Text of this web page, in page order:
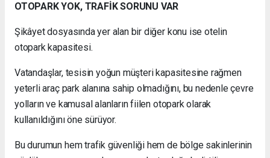
OTOPARK YOK, TRAFİK SORUNU VAR
Şikâyet dosyasında yer alan bir diğer konu ise otelin
otopark kapasitesi.
Vatandaşlar, tesisin yoğun müşteri kapasitesine rağmen
yeterli araç park alanına sahip olmadığını, bu nedenle çevre
yolların ve kamusal alanların fiilen otopark olarak
kullanıldığını öne sürüyor.
Bu durumun hem trafik güvenliği hem de bölge sakinlerinin